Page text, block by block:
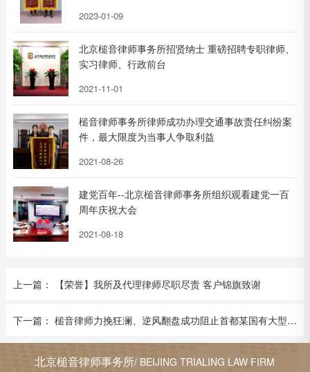
2023-01-09
北京槌音律师事务所招贤纳士 重磅招聘专职律师、
实习律师、行政前台
2021-11-01
槌音律师事务所律师成功办理交通事故责任纠纷案
件，最大限度为当事人争取利益
2021-08-26
建党百年--北京槌音律师事务所组织观看建党一百
周年庆祝大会
2021-08-18
上一篇： 【荣誉】我所及代理律师尽职尽责 客户锦旗致谢
下一篇： 槌音律师力挽狂澜、逆风翻盘成功阻止首都某国有大型企业四千万元国有资产流失
北京槌音律师事务所/ BEIJING TRIALING LAW FIRM